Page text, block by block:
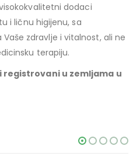
dodaci
i ličnu higijenu, sa
zdravlje i vitalnost, ali ne
terapiju.
registrovani u zemljama u